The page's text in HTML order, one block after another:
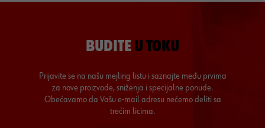
BUDITE U TOKU
Prijavite se na našu mejling listu i saznajte među prvima
za nove proizvode, sniženja i specijalne ponude.
Obećavamo da Vašu e-mail adresu nećemo deliti sa
trećim licima.